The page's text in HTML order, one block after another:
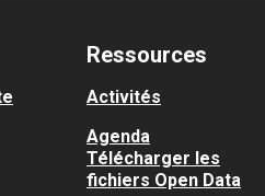
Ressources
Activités
Agenda
Télécharger les
fichiers Open Data